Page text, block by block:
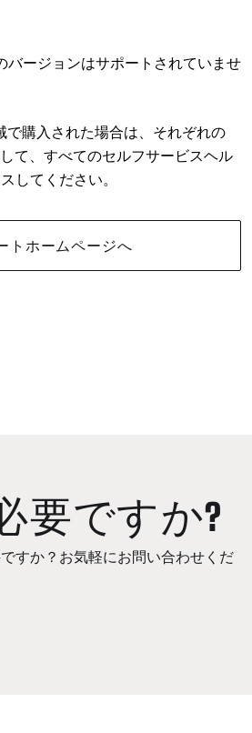
バージョンはサポートされていませ
で購入された場合は、それぞれの
て、すべてのセルフサービスヘル
してください。
トホームページへ
要ですか?
すか？お気軽にお問い合わせくだ